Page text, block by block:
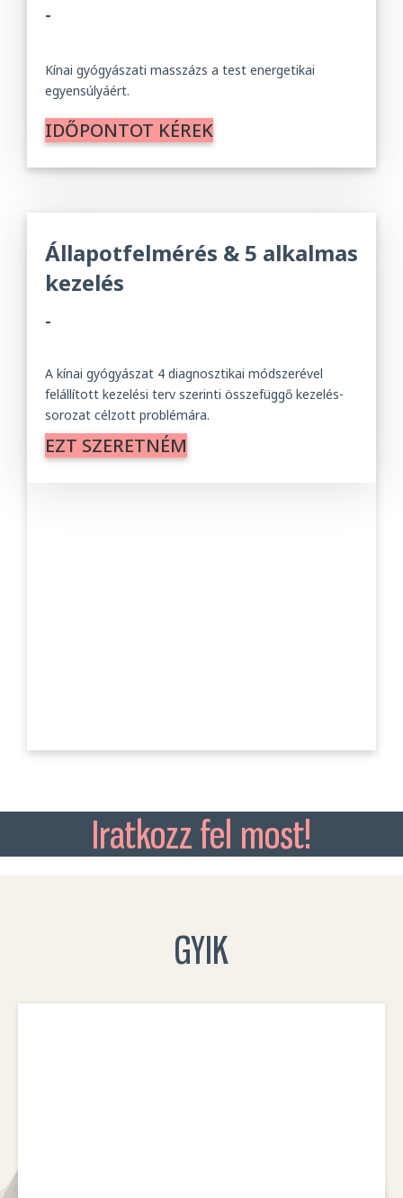
-
Kínai gyógyászati ​​masszázs a test energetikai
egyensúlyáért.
IDŐPONTOT KÉREK
Állapotfelmérés & 5 alkalmas
kezelés
-
A kínai gyógyászat 4 diagnosztikai módszerével
felállított kezelési terv szerinti összefüggő kezelés-
sorozat célzott problémára.
EZT SZERETNÉM
Iratkozz fel most!
GYIK